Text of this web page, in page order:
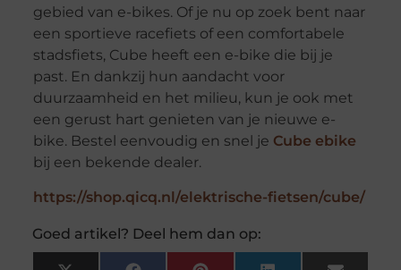
gebied van e-bikes. Of je nu op zoek bent naar
een sportieve racefiets of een comfortabele
stadsfiets, Cube heeft een e-bike die bij je
past. En dankzij hun aandacht voor
duurzaamheid en het milieu, kun je ook met
een gerust hart genieten van je nieuwe e-
bike. Bestel eenvoudig en snel je Cube ebike
bij een bekende dealer.
https://shop.qicq.nl/elektrische-fietsen/cube/
Goed artikel? Deel hem dan op: